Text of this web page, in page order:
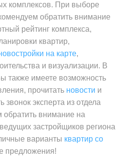
комплексов. При выборе
обратить внимание
рейтинг комплекса,
квартир,
на карте,
и визуализации. В
также имеете возможность
прочитать новости и
звонок эксперта из отдела
внимание на
застройщиков региона
варианты квартир со
предложения!